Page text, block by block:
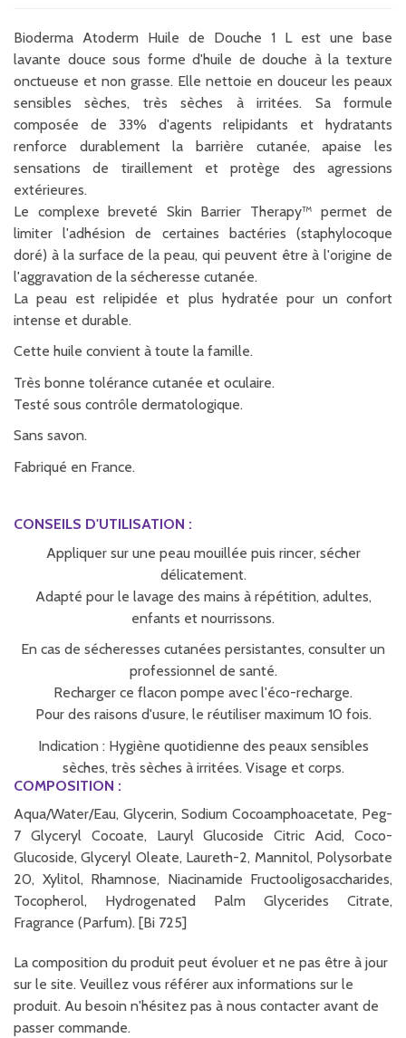
Bioderma Atoderm Huile de Douche 1 L est une base
lavante douce sous forme d'huile de douche à la texture
onctueuse et non grasse. Elle nettoie en douceur les peaux
sensibles sèches, très sèches à irritées. Sa formule
composée de 33% d'agents relipidants et hydratants
renforce durablement la barrière cutanée, apaise les
sensations de tiraillement et protège des agressions
extérieures.
Le complexe breveté Skin Barrier Therapy™ permet de
limiter l'adhésion de certaines bactéries (staphylocoque
doré) à la surface de la peau, qui peuvent être à l'origine de
l'aggravation de la sécheresse cutanée.
La peau est relipidée et plus hydratée pour un confort
intense et durable.
Cette huile convient à toute la famille.
Très bonne tolérance cutanée et oculaire.
Testé sous contrôle dermatologique.
Sans savon.
Fabriqué en France.
CONSEILS D'UTILISATION :
Appliquer sur une peau mouillée puis rincer, sécher
délicatement.
Adapté pour le lavage des mains à répétition, adultes,
enfants et nourrissons.
En cas de sécheresses cutanées persistantes, consulter un
professionnel de santé.
Recharger ce flacon pompe avec l'éco-recharge.
Pour des raisons d'usure, le réutiliser maximum 10 fois.
Indication : Hygiène quotidienne des peaux sensibles
sèches, très sèches à irritées. Visage et corps.
COMPOSITION :
Aqua/Water/Eau, Glycerin, Sodium Cocoamphoacetate, Peg-
7 Glyceryl Cocoate, Lauryl Glucoside Citric Acid, Coco-
Glucoside, Glyceryl Oleate, Laureth-2, Mannitol, Polysorbate
20, Xylitol, Rhamnose, Niacinamide Fructooligosaccharides,
Tocopherol, Hydrogenated Palm Glycerides Citrate,
Fragrance (Parfum). [Bi 725]
La composition du produit peut évoluer et ne pas être à jour
sur le site. Veuillez vous référer aux informations sur le
produit. Au besoin n'hésitez pas à nous contacter avant de
passer commande.